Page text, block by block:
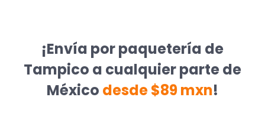
¡Envía por paquetería de
Tampico a cualquier parte de
México desde $89 mxn!